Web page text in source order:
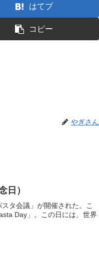
はてブ
コピー
やぎさん
日）
タ会議」が開催された。こ
Day」。この日には、世界